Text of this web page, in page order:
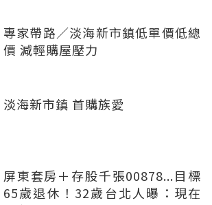
專家帶路／淡海新市鎮低單價低總
價 減輕購屋壓力
淡海新市鎮 首購族愛
屏東套房＋存股千張00878...目標
65歲退休！32歲台北人曝：現在